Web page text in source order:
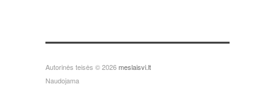
Autorinės teisės © 2026meslaisvi.lt
Naudojama